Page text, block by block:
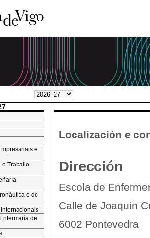
e
e Traballo
e do
de
Localización e
Dirección
Escola de
Calle de Joaquín
6002 Pontevedra